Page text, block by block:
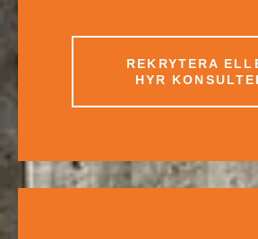
REKRYTERA
HYR